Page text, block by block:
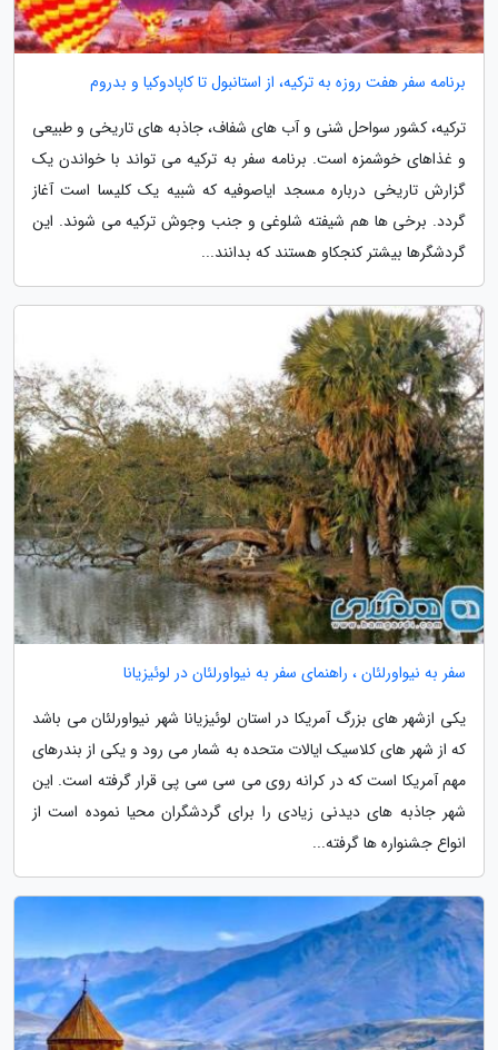
برنامه سفر هفت روزه به ترکیه، از استانبول تا کاپادوکیا و بدروم
ترکیه، کشور سواحل شنی و آب های شفاف، جاذبه های تاریخی و طبیعی
و غذاهای خوشمزه است. برنامه سفر به ترکیه می تواند با خواندن یک
گزارش تاریخی درباره مسجد ایاصوفیه که شبیه یک کلیسا است آغاز
گردد. برخی ها هم شیفته شلوغی و جنب وجوش ترکیه می شوند. این
گردشگرها بیشتر کنجکاو هستند که بدانند...
سفر به نیواورلئان ، راهنمای سفر به نیواورلئان در لوئیزیانا
یکی ازشهر های بزرگ آمریکا در استان لوئیزیانا شهر نیواورلئان می باشد
که از شهر های کلاسیک ایالات متحده به شمار می رود و یکی از بندرهای
مهم آمریکا است که در کرانه روی می سی سی پی قرار گرفته است. این
شهر جاذبه های دیدنی زیادی را برای گردشگران محیا نموده است از
انواع جشنواره ها گرفته...